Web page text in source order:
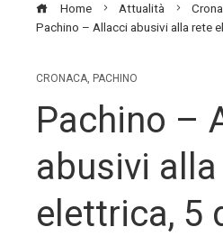
Home Attualità
Pachino – Allacci abusivi alla rete
CRONACA, PACHINO
Pachino –
abusivi
elettrica, 5